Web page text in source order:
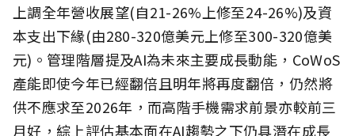
上調全年營收展望(自21-26%上修至24-26%)及資
本支出下緣(由280-320億美元上修至300-320億美
元)。管理階層提及AI為未來主要成長動能，CoWoS
產能即使今年已經翻倍且明年將再度翻倍，仍然將
供不應求至2026年，而高階手機需求前景亦較前三
月好，綜上評估基本面在AI趨勢之下仍具潛在成長